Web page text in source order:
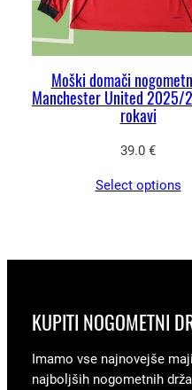
Moški domači
Manchester United 2025/
rokavi
39.0 €
Select options
KUPITI NOGOMETNI
Imamo vse najnovejše
najboljših nogometnih